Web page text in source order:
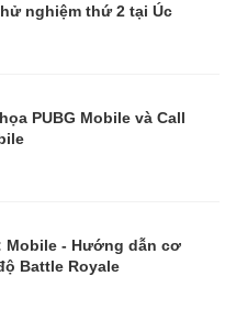
nghiệm thứ 2 tại Úc
PUBG Mobile và Call
Mobile - Hướng dẫn cơ
Battle Royale